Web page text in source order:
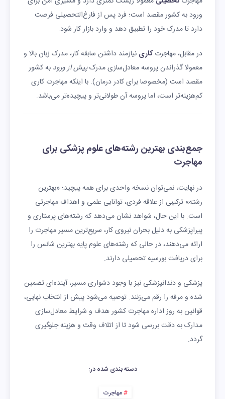
ورود به کشور مقصد است؛ فرد پس از فارغ‌التحصیلی فرصت
دارد تا مدرک خود را تطبیق دهد و وارد بازار کار شود.
در مقابل، مهاجرتکاری نیازمند داشتن سابقه کار، مدرک زبان بالا و
معمولا گذراندن پروسه معادل‌سازی مدرکپیش از ورود به کشور
مقصد است (مخصوصا برای کادر درمان). با اینکه مهاجرت کاری
کم‌هزینه‌تر است، اما پروسه آن طولانی‌تر و پیچیده‌تر می‌باشد.
جمع‌بندی بهترین رشته‌های علوم پزشکی برای
مهاجرت
در نهایت، نمی‌توان نسخه واحدی برای همه پیچید؛ «بهترین
رشته» ترکیبی از علاقه فردی، توانایی علمی و اهداف مهاجرتی
است. با این حال، شواهد نشان می‌دهد که رشته‌های پرستاری و
پیراپزشکی به دلیل بحران نیروی کار، سریع‌ترین مسیر مهاجرت را
ارائه می‌دهند، در حالی که رشته‌های علوم پایه بهترین شانس را
برای دریافت بورسیه تحصیلی دارند.
پزشکی و دندانپزشکی نیز با وجود دشواری مسیر، آینده‌ای تضمین
شده و مرفه را رقم می‌زنند. توصیه می‌شود پیش از انتخاب نهایی،
قوانین به روز اداره مهاجرت کشور هدف و شرایط معادل‌سازی
مدارک به دقت بررسی شود تا از اتلاف وقت و هزینه جلوگیری
گردد.
دسته بندی شده در:
مهاجرت